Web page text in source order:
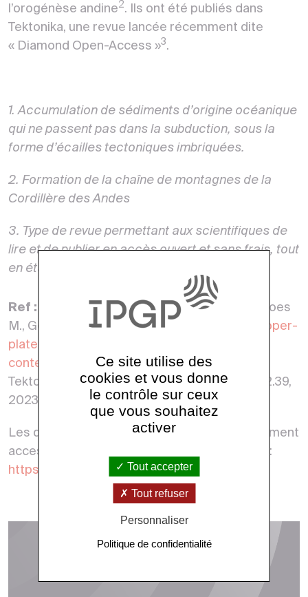
l’orogénèse andine2. Ils ont été publiés dans
Tektonika, une revue lancée récemment dite
« Diamond Open-Access »3.
1. Accumulation de sédiments d’origine océanique
qui ne passent pas dans la subduction, sous la
forme d’écailles tectoniques imbriquées.
2. Formation de la chaîne de montagnes de la
Cordillère des Andes
3. Type de revue permettant aux scientifiques de
lire et de publier en accès ouvert et sans frais, tout
en étant évalués par leurs pairs.
Ref : Habel T. , Replumaz A., Guillaume B., Simoes
M., Geffroy T., Kermarrec J.-J., Lacassin R.,
Upper-
plate shortening and mountain-building in the
context of mantle-driven oceanic subduction
Tektonika, 1 (2), doi:10.55575/tektonika2023.1.2.39,
2023.
Les données issues de ces travaux sont librement
accessibles dans l’IPGP Research Collection :
https://doi.org/10.18715/IPGP.2023.ldbm60lm
Ce site utilise des
cookies et vous donne
le contrôle sur ceux
que vous souhaitez
activer
Tout accepter
Tout refuser
Personnaliser
Politique de confidentialité